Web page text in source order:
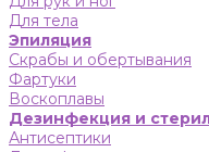
Для тела
Эпиляция
Скрабы и обертывания
Фартуки
Воскоплавы
Дезинфекция и
Антисептики